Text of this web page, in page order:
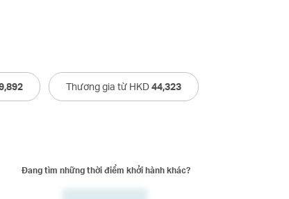
Thương gia từ HKD44,323
Đang tìm những thời điểm khởi hành khác?